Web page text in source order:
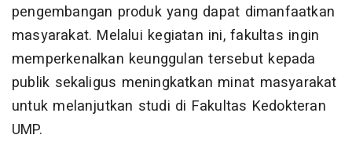
pengembangan produk yang dapat dimanfaatkan
masyarakat. Melalui kegiatan ini, fakultas ingin
memperkenalkan keunggulan tersebut kepada
publik sekaligus meningkatkan minat masyarakat
untuk melanjutkan studi di Fakultas Kedokteran
UMP.